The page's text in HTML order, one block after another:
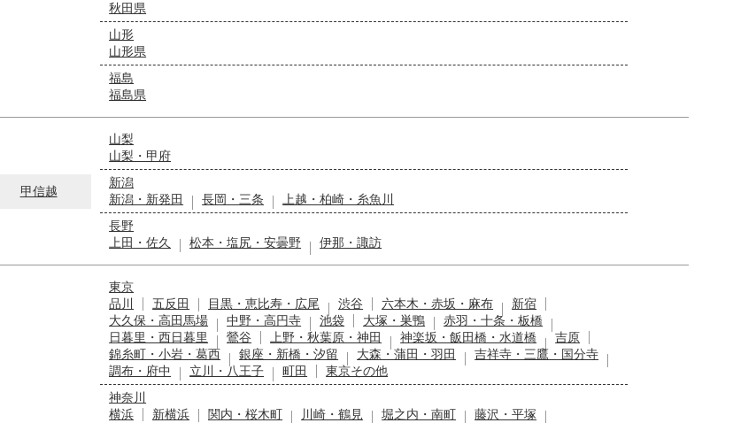
秋田県
山形
山形県
福島
福島県
甲信越
山梨
山梨・甲府
新潟
新潟・新発田
長岡・三条
上越・柏崎・糸魚川
長野
上田・佐久
松本・塩尻・安曇野 伊那・諏訪
東京
品川
五反田 目黒・恵比寿・広尾 渋谷 六本木・赤坂・麻布
新宿
大久保・高田馬場
中野・高円寺 池袋 大塚・巣鴨
赤羽・十条・板橋
日暮里・西日暮里
鶯谷 上野・秋葉原・神田 神楽坂・飯田橋・水道橋
吉原
錦糸町・小岩・葛西
銀座・新橋・汐留 大森・蒲田・羽田
吉祥寺・三鷹・国分寺
調布・府中
立川・八王子 町田
東京その他
神奈川
横浜
新横浜 関内・桜木町 川崎・鶴見 堀之内・南町
藤沢・平塚